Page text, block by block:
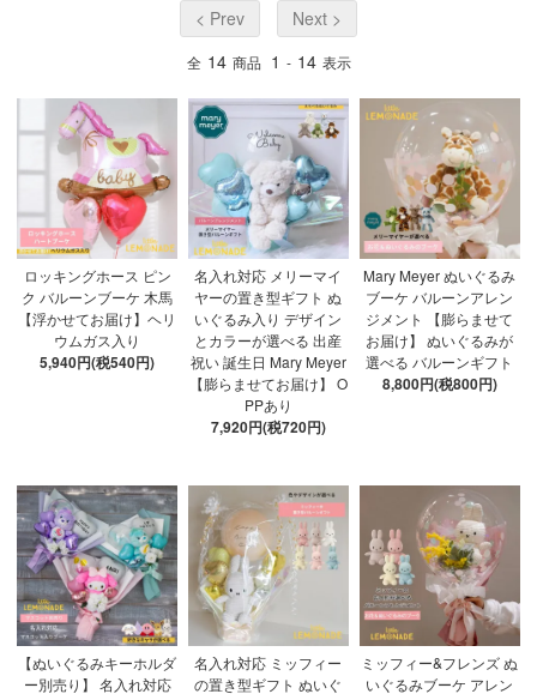
< Prev Next >
全 14 商品 1 - 14 表示
ロッキングホース ピン
ク バルーンブーケ 木馬
【浮かせてお届け】ヘリ
ウムガス入り
5,940円(税540円)
名入れ対応 メリーマイ
ヤーの置き型ギフト ぬ
いぐるみ入り デザイン
とカラーが選べる 出産
祝い 誕生日 Mary Meyer
【膨らませてお届け】 O
PPあり
7,920円(税720円)
Mary Meyer ぬいぐるみ
ブーケ バルーンアレン
ジメント 【膨らませて
お届け】 ぬいぐるみが
選べる バルーンギフト
8,800円(税800円)
【ぬいぐるみキーホルダ
ー別売り】 名入れ対応
名入れ対応 ミッフィー
の置き型ギフト ぬいぐ
ミッフィー&フレンズ ぬ
いぐるみブーケ アレン